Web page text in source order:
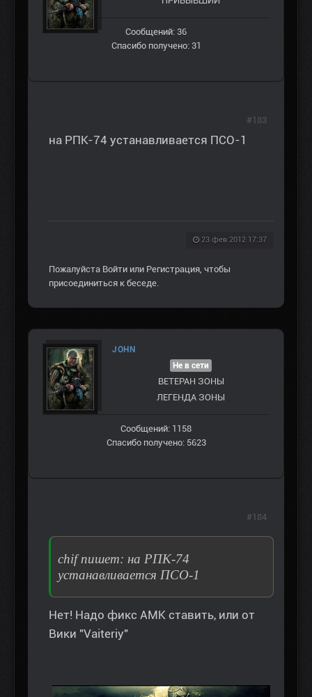
Сообщений: 36
Спасибо получено: 31
на РПК-74 устанавливается ПСО-1
23 фев 2012 17:37
#183
Пожалуйста Войти или Регистрация , чтобы
присоединиться к беседе.
JOHN
Не в сети
ВЕТЕРАН ЗOНЫ
ЛЕГЕНДА ЗОНЫ
Сообщений: 1158
Спасибо получено: 5623
chif пишет: на РПК-74
устанавливается ПСО-1
Нет! Надо фикс АМК ставить, или от
Вики "Vaiteriy"
#184